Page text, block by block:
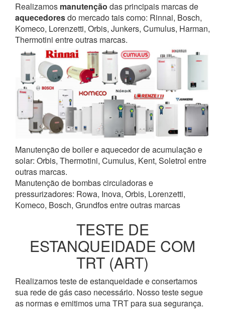
Realizamos manutenção das principais marcas de
aquecedoresdo mercado tais como: Rinnai, Bosch,
Komeco, Lorenzetti, Orbis, Junkers, Cumulus, Harman,
Thermotini entre outras marcas.
Manutenção de boiler e aquecedor de acumulação e
solar: Orbis, Thermotini, Cumulus, Kent, Soletrol entre
outras marcas.
Manutenção de bombas circuladoras e
pressurizadores: Rowa, Inova, Orbis, Lorenzetti,
Komeco, Bosch, Grundfos entre outras marcas
TESTE DE
ESTANQUEIDADE COM
TRT (ART)
Realizamos teste de estanqueidade e consertamos
sua rede de gás caso necessário. Nosso teste segue
as normas e emitimos uma TRT para sua segurança.